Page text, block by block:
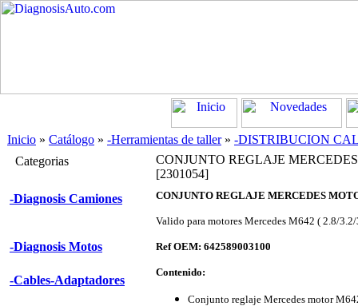
Inicio » Catálogo » -Herramientas de taller» -DISTRIBUCION
Categorias
-Diagnosis Camiones
-Diagnosis Motos
-Cables-Adaptadores
CONJUNTO REGLAJE
[2301054]
CONJUNTO REGLAJE MERCEDES
Valido para motores Mercedes M642 ( 2.8/
Ref OEM: 642589003100
Contenido:
Conjunto reglaje Mercedes motor